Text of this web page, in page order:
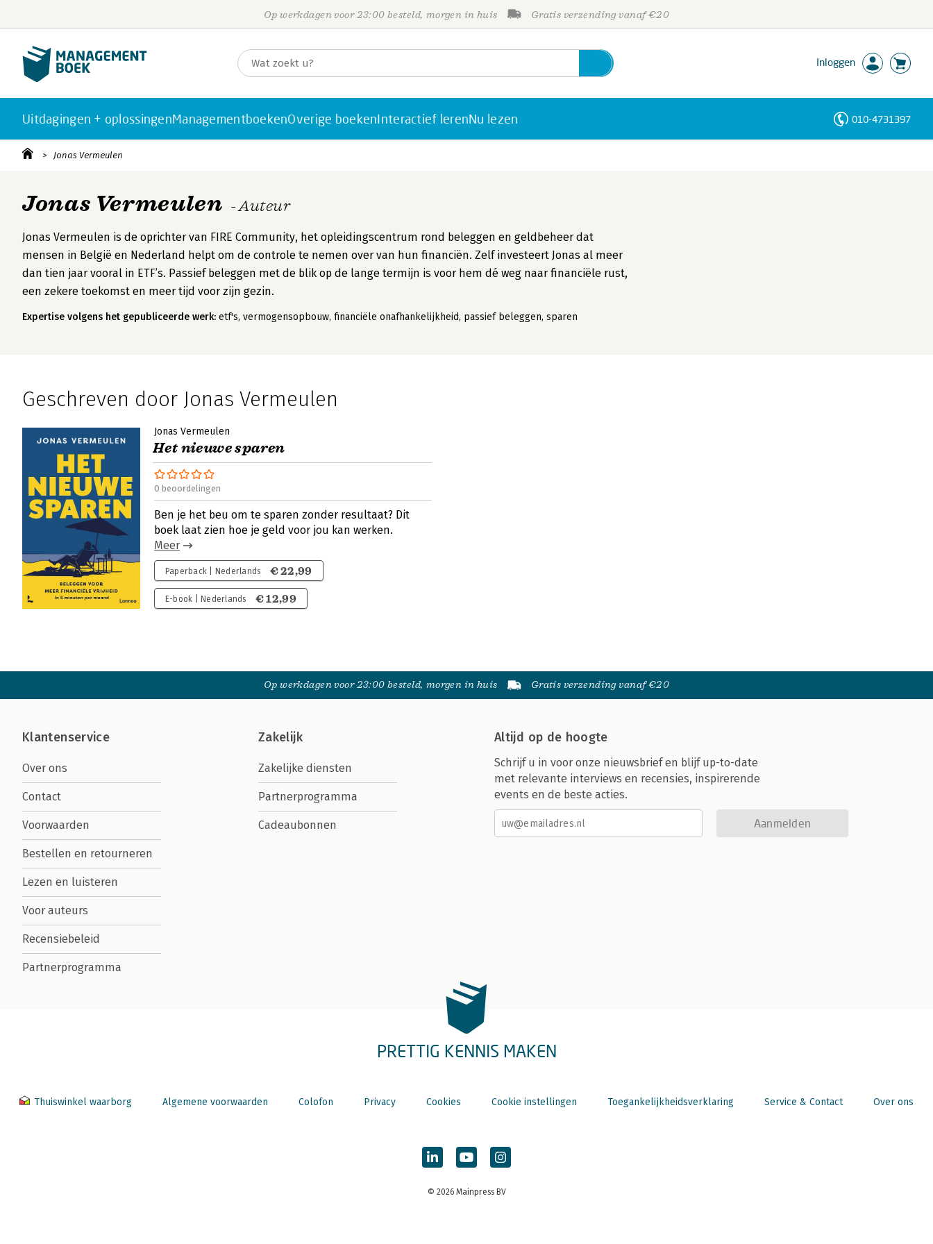
Op werkdagen voor 23:00 besteld, morgen in huis Gratis verzending vanaf €20
Inloggen
Uitdagingen + oplossingenManagementboekenOverige boekenInteractief lerenNu lezen 010-4731397
Jonas Vermeulen
Jonas Vermeulen - Auteur
Jonas Vermeulen is de oprichter van FIRE Community, het opleidingscentrum rond beleggen en geldbeheer dat
mensen in België en Nederland helpt om de controle te nemen over van hun financiën. Zelf investeert Jonas al meer
dan tien jaar vooral in ETF’s. Passief beleggen met de blik op de lange termijn is voor hem dé weg naar financiële rust,
een zekere toekomst en meer tijd voor zijn gezin.
Expertise volgens het gepubliceerde werk: etf's, vermogensopbouw, financiële onafhankelijkheid, passief beleggen, sparen
Geschreven door Jonas Vermeulen
Jonas Vermeulen
Het nieuwe sparen
0 beoordelingen
Ben je het beu om te sparen zonder resultaat? Dit
boek laat zien hoe je geld voor jou kan werken.
Meer
Paperback | Nederlands € 22,99
E-book | Nederlands € 12,99
Op werkdagen voor 23:00 besteld, morgen in huis Gratis verzending vanaf €20
Klantenservice
Over ons
Contact
Voorwaarden
Bestellen en retourneren
Lezen en luisteren
Voor auteurs
Recensiebeleid
Partnerprogramma
Zakelijk
Zakelijke diensten
Partnerprogramma
Cadeaubonnen
Altijd op de hoogte
Schrijf u in voor onze nieuwsbrief en blijf up-to-date
met relevante interviews en recensies, inspirerende
events en de beste acties.
Aanmelden
PRETTIG KENNIS MAKEN
Thuiswinkel waarborg Algemene voorwaarden Colofon Privacy Cookies Cookie instellingen Toegankelijkheidsverklaring Service & Contact Over ons
© 2026 Mainpress BV
Personen